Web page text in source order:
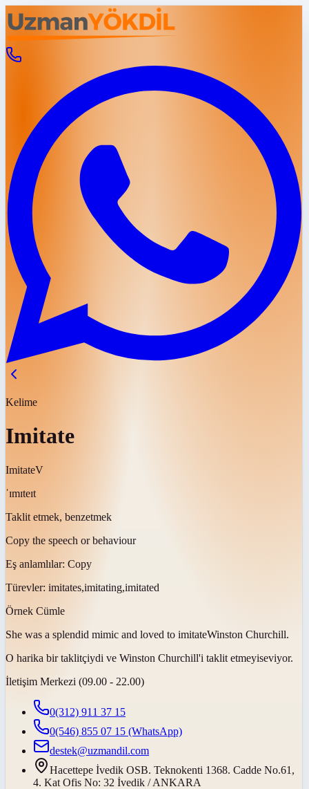
Kelime
Imitate
ImitateV
ˈɪmɪteɪt
Taklit etmek, benzetmek
Copy the speech or behaviour
Eş anlamlılar: Copy
Türevler: imitates,imitating,imitated
Örnek Cümle
She was a splendid mimic and loved to imitateWinston Churchill.
O harika bir taklitçiydi ve Winston Churchill'i taklit etmeyiseviyor.
İletişim Merkezi (09.00 - 22.00)
0(312) 911 37 15
0(546) 855 07 15 (WhatsApp)
destek@uzmandil.com
Hacettepe İvedik OSB. Teknokenti 1368. Cadde No.61,
4. Kat Ofis No: 32 İvedik / ANKARA